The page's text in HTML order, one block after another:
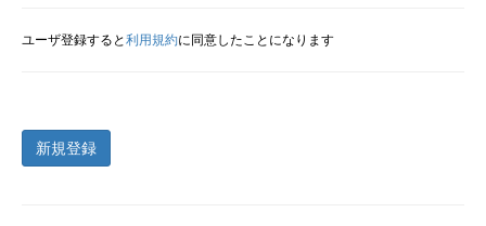
ユーザ登録すると利用規約に同意したことになります
新規登録